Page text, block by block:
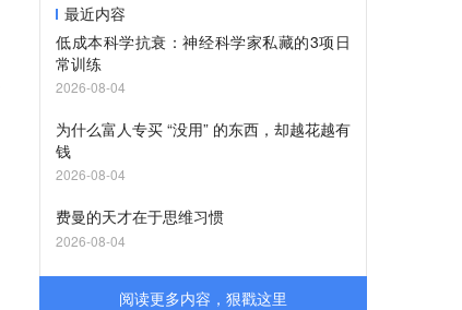
最近内容
低成本科学抗衰：神经科学家私藏的3项日
常训练
2026-08-04
为什么富人专买 “没用” 的东西，却越花越有
钱
2026-08-04
费曼的天才在于思维习惯
2026-08-04
阅读更多内容，狠戳这里